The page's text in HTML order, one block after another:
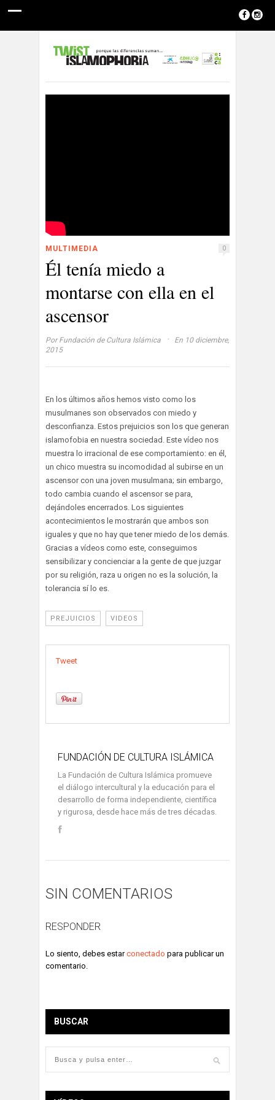
MULTIMEDIA 0
Él tenía miedo a
montarse con ella en el
ascensor
Por Fundación de Cultura Islámica ·
En 10 diciembre,
2015
En los últimos años hemos visto como los
musulmanes son observados con miedo y
desconfianza. Estos prejuicios son los que generan
islamofobia en nuestra sociedad. Este vídeo nos
muestra lo irracional de ese comportamiento: en él,
un chico muestra su incomodidad al subirse en un
ascensor con una joven musulmana; sin embargo,
todo cambia cuando el ascensor se para,
dejándoles encerrados. Los siguientes
acontecimientos le mostrarán que ambos son
iguales y que no hay que tener miedo de los demás.
Gracias a vídeos como este, conseguimos
sensibilizar y concienciar a la gente de que juzgar
por su religión, raza u origen no es la solución, la
tolerancia sí lo es.
PREJUICIOS VIDEOS
Tweet
FUNDACIÓN DE CULTURA ISLÁMICA
La Fundación de Cultura Islámica promueve
el diálogo intercultural y la educación para el
desarrollo de forma independiente, científica
y rigurosa, desde hace más de tres décadas.
SIN COMENTARIOS
RESPONDER
Lo siento, debes estarconectado para publicar un
comentario.
BUSCAR